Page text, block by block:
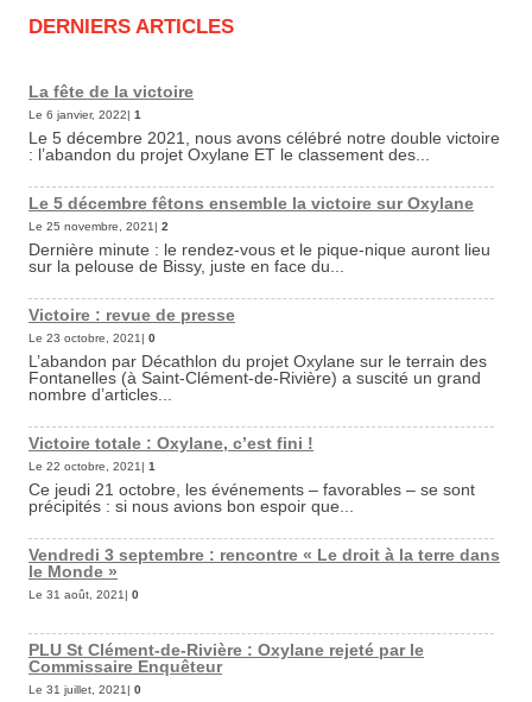
DERNIERS ARTICLES
La fête de la victoire
Le 6 janvier, 2022| 1
Le 5 décembre 2021, nous avons célébré notre double victoire
: l’abandon du projet Oxylane ET le classement des...
Le 5 décembre fêtons ensemble la victoire sur Oxylane
Le 25 novembre, 2021| 2
Dernière minute : le rendez-vous et le pique-nique auront lieu
sur la pelouse de Bissy, juste en face du...
Victoire : revue de presse
Le 23 octobre, 2021| 0
L’abandon par Décathlon du projet Oxylane sur le terrain des
Fontanelles (à Saint-Clément-de-Rivière) a suscité un grand
nombre d’articles...
Victoire totale : Oxylane, c’est fini !
Le 22 octobre, 2021| 1
Ce jeudi 21 octobre, les événements – favorables – se sont
précipités : si nous avions bon espoir que...
Vendredi 3 septembre : rencontre « Le droit à la terre dans
le Monde »
Le 31 août, 2021| 0
PLU St Clément-de-Rivière : Oxylane rejeté par le
Commissaire Enquêteur
Le 31 juillet, 2021| 0